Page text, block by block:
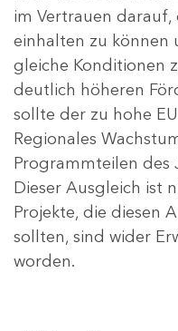
im Vertrauen darauf,
einhalten zu können
gleiche Konditionen
deutlich höheren
sollte der zu hohe
Regionales
Programmteilen des
Dieser Ausgleich ist
Projekte, die diesen
sollten, sind wider
worden.